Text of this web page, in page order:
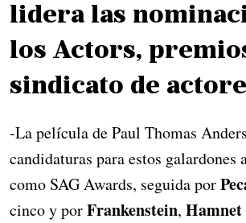
lidera las
los Actors,
sindicato de
-La película de Paul Thomas
candidaturas para estos galardones
como SAG Awards, seguida por
cinco y porFrankenstein, Hamnet